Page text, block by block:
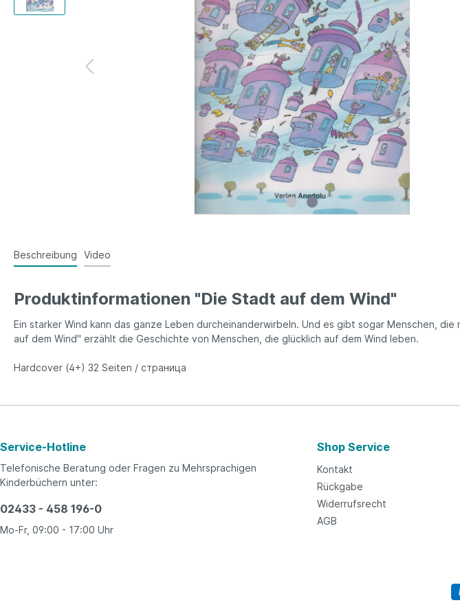
Beschreibung Video
Produktinformationen "Die Stadt auf dem Wind"
Ein starker Wind kann das ganze Leben durcheinanderwirbeln. Und es gibt sogar Menschen,
auf dem Wind" erzählt die Geschichte von Menschen, die glücklich auf dem Wind leben.
Hardcover (4+) 32 Seiten / страница
Service-Hotline
Telefonische Beratung oder Fragen zu Mehrsprachigen
Kinderbüchern unter:
02433 - 458 196-0
Mo-Fr, 09:00 - 17:00 Uhr
Shop Service
Kontakt
Rückgabe
Widerrufsrecht
AGB